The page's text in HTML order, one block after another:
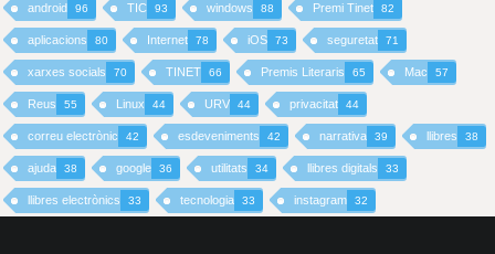
android 96 TIC 93 windows 88 Premi Tinet 82
aplicacions 80 Internet 78 iOS 73 seguretat 71
xarxes socials 70 TINET 66 Premis Literaris 65 Mac 57
Reus 55 Linux 44 URV 44 privacitat 44
correu electrònic 42 esdeveniments 42 narrativa 39 llibres 38
ajuda 38 google 36 utilitats 34 llibres digitals 33
llibres electrònics 33 tecnologia 33 instagram 32